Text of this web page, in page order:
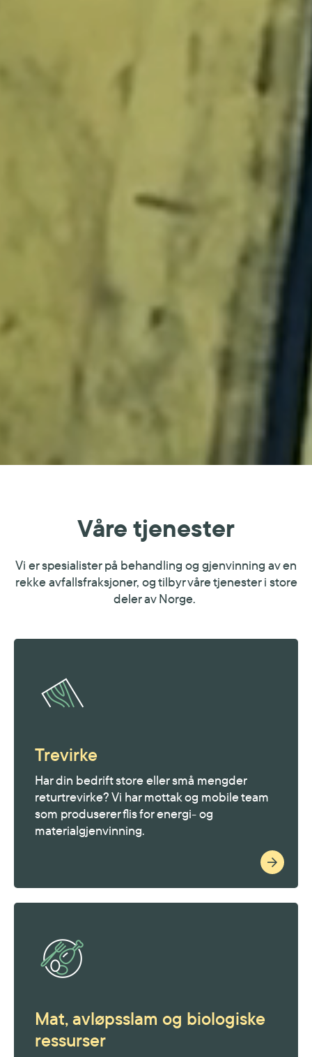
Våre tjenester
Vi er spesialister på behandling og gjenvinning av en
rekke avfallsfraksjoner, og tilbyr våre tjenester i store
deler av Norge.
Trevirke
Har din bedrift store eller små mengder
returtrevirke? Vi har mottak og mobile team
som produserer flis for energi- og
materialgjenvinning.
Mat, avløpsslam og biologiske
ressurser